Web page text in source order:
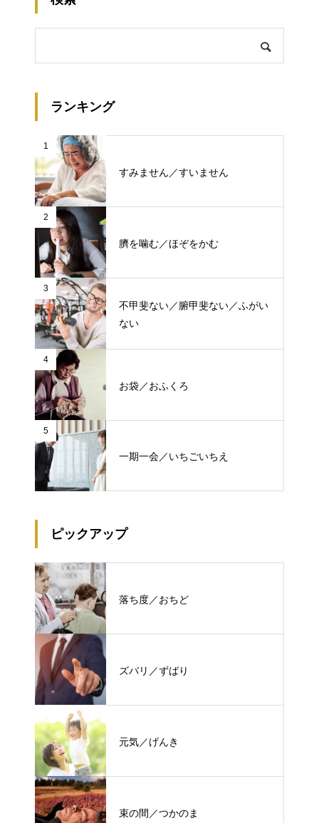
ランキング
1
すみません／すいません
2
臍を噛む／ほぞをかむ
3
不甲斐ない／腑甲斐ない／ふがい
ない
4
お袋／おふくろ
5
一期一会／いちごいちえ
ピックアップ
落ち度／おちど
ズバリ／ずばり
元気／げんき
束の間／つかのま